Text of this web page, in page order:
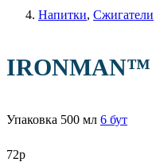
Напитки, Сжигатели
IRONMAN™
Упаковка 500 мл 6 бут
72р